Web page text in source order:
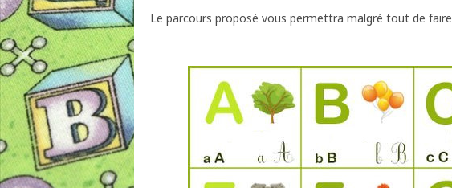
Le parcours proposé vous permettra malgré tout de